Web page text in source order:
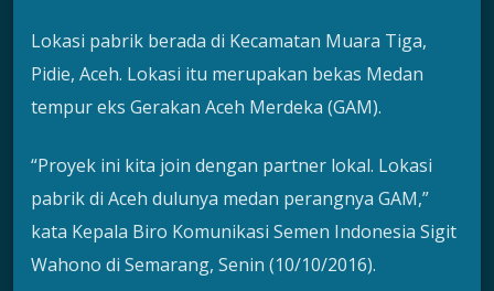
Lokasi pabrik berada di Kecamatan Muara Tiga,
Pidie, Aceh. Lokasi itu merupakan bekas Medan
tempur eks Gerakan Aceh Merdeka (GAM).
“Proyek ini kita join dengan partner lokal. Lokasi
pabrik di Aceh dulunya medan perangnya GAM,”
kata Kepala Biro Komunikasi Semen Indonesia Sigit
Wahono di Semarang, Senin (10/10/2016).